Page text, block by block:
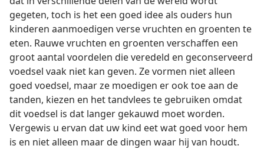
gegeten, toch is het een goed idee als ouders hun
kinderen aanmoedigen verse vruchten en groenten te
eten. Rauwe vruchten en groenten verschaffen een
groot aantal voordelen die veredeld en geconserveerd
voedsel vaak niet kan geven. Ze vormen niet alleen
goed voedsel, maar ze moedigen er ook toe aan de
tanden, kiezen en het tandvlees te gebruiken omdat
dit voedsel is dat langer gekauwd moet worden.
Vergewis u ervan dat uw kind eet wat goed voor hem
is en niet alleen maar de dingen waar hij van houdt.